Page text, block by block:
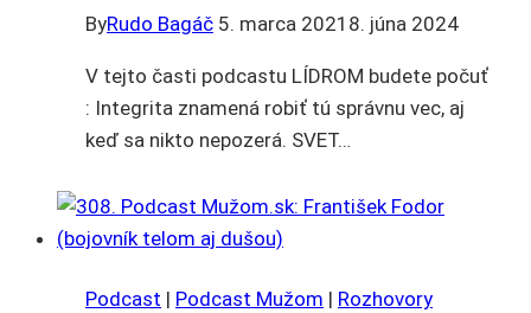
ByRudo Bagáč 5. marca 2021 8. júna 2024
V tejto časti podcastu LÍDROM budete počuť
: Integrita znamená robiť tú správnu vec, aj
keď sa nikto nepozerá. SVET…
Podcast | Podcast Mužom | Rozhovory